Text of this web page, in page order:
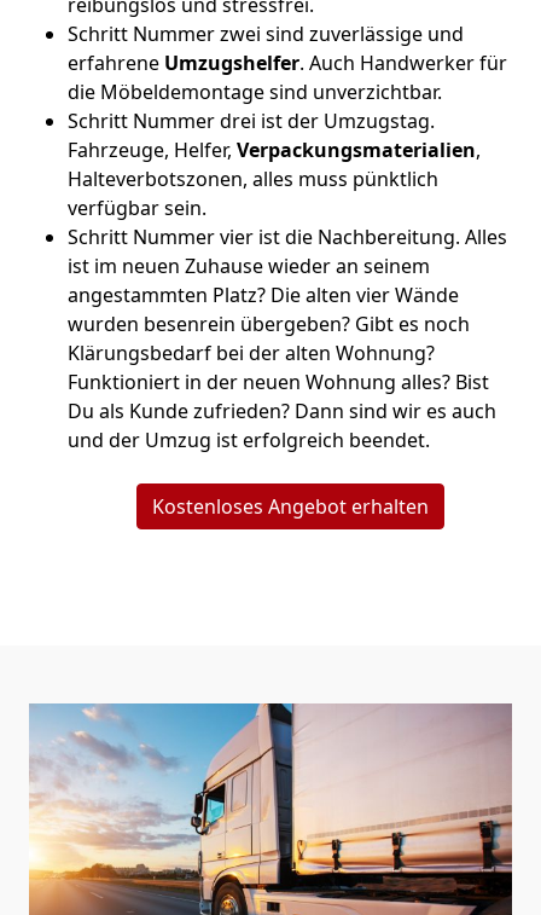
Schritt Nummer zwei sind zuverlässige und
erfahrene Umzugshelfer. Auch Handwerker für
die Möbeldemontage sind unverzichtbar.
Schritt Nummer drei ist der Umzugstag.
Fahrzeuge, Helfer, Verpackungsmaterialien,
Halteverbotszonen, alles muss pünktlich
verfügbar sein.
Schritt Nummer vier ist die Nachbereitung. Alles
ist im neuen Zuhause wieder an seinem
angestammten Platz? Die alten vier Wände
wurden besenrein übergeben? Gibt es noch
Klärungsbedarf bei der alten Wohnung?
Funktioniert in der neuen Wohnung alles? Bist
Du als Kunde zufrieden? Dann sind wir es auch
und der Umzug ist erfolgreich beendet.
Kostenloses Angebot erhalten